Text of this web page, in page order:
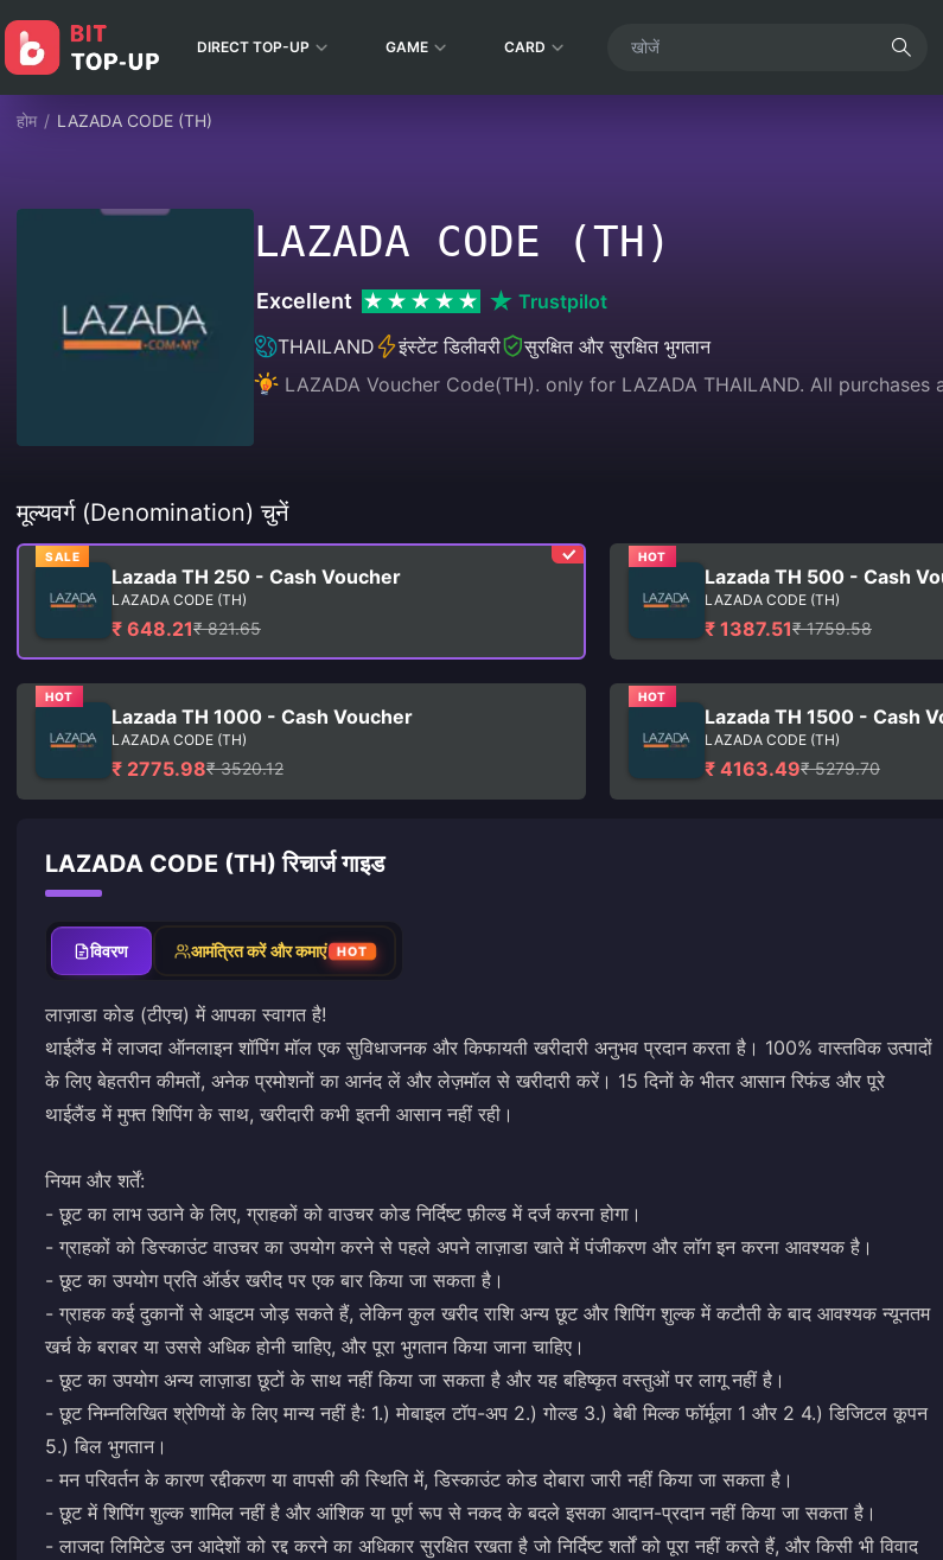
DIRECT TOP-UP GAME CARD
होम / LAZADA CODE (TH)
LAZADA CODE (TH)
Excellent
Trustpilot
THAILAND
इंस्टेंट डिलीवरी
सुरक्षित और सुरक्षित भुगतान
LAZADA Voucher Code(TH). only for LAZADA THAILAND. All purchases
मूल्यवर्ग (Denomination) चुनें
SALE
Lazada TH 250 - Cash Voucher
LAZADA CODE (TH)
₹ 648.21₹ 821.65
HOT
Lazada TH 500 - Cash
LAZADA CODE (TH)
₹ 1387.51₹ 1759.58
HOT
Lazada TH 1000 - Cash Voucher
LAZADA CODE (TH)
₹ 2775.98₹ 3520.12
HOT
Lazada TH 1500 - Cash
LAZADA CODE (TH)
₹ 4163.49₹ 5279.70
LAZADA CODE (TH) रिचार्ज गाइड
विवरण आमंत्रित करें और कमाएं HOT
लाज़ाडा कोड (टीएच) में आपका स्वागत है!
थाईलैंड में लाजदा ऑनलाइन शॉपिंग मॉल एक सुविधाजनक और किफायती खरीदारी अनुभव प्रदान करता है। 100% वास्तविक उत्पादों
के लिए बेहतरीन कीमतों, अनेक प्रमोशनों का आनंद लें और लेज़मॉल से खरीदारी करें। 15 दिनों के भीतर आसान रिफंड और पूरे
थाईलैंड में मुफ्त शिपिंग के साथ, खरीदारी कभी इतनी आसान नहीं रही।
नियम और शर्तें:
- छूट का लाभ उठाने के लिए, ग्राहकों को वाउचर कोड निर्दिष्ट फ़ील्ड में दर्ज करना होगा।
- ग्राहकों को डिस्काउंट वाउचर का उपयोग करने से पहले अपने लाज़ाडा खाते में पंजीकरण और लॉग इन करना आवश्यक है।
- छूट का उपयोग प्रति ऑर्डर खरीद पर एक बार किया जा सकता है।
- ग्राहक कई दुकानों से आइटम जोड़ सकते हैं, लेकिन कुल खरीद राशि अन्य छूट और शिपिंग शुल्क में कटौती के बाद आवश्यक न्यूनतम
खर्च के बराबर या उससे अधिक होनी चाहिए, और पूरा भुगतान किया जाना चाहिए।
- छूट का उपयोग अन्य लाज़ाडा छूटों के साथ नहीं किया जा सकता है और यह बहिष्कृत वस्तुओं पर लागू नहीं है।
- छूट निम्नलिखित श्रेणियों के लिए मान्य नहीं है: 1.) मोबाइल टॉप-अप 2.) गोल्ड 3.) बेबी मिल्क फॉर्मूला 1 और 2 4.) डिजिटल कूपन
5.) बिल भुगतान।
- मन परिवर्तन के कारण रद्दीकरण या वापसी की स्थिति में, डिस्काउंट कोड दोबारा जारी नहीं किया जा सकता है।
- छूट में शिपिंग शुल्क शामिल नहीं है और आंशिक या पूर्ण रूप से नकद के बदले इसका आदान-प्रदान नहीं किया जा सकता है।
- लाजदा लिमिटेड उन आदेशों को रद्द करने का अधिकार सुरक्षित रखता है जो निर्दिष्ट शर्तों को पूरा नहीं करते हैं, और किसी भी विवाद